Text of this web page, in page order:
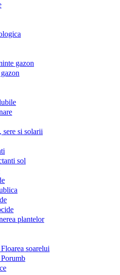
gazon
si solarii
sol
plantelor
soarelui